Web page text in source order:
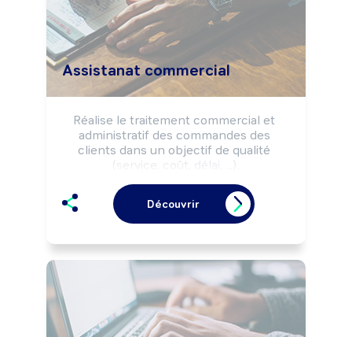
Assistanat commercial
Réalise le traitement commercial et
administratif des commandes des
clients dans un objectif de qualité
(service, coût, délai, ...).
informations techniques sur les
produits/services de l'entreprise.
Peut prospecter la clientèle et vendre
Découvrir